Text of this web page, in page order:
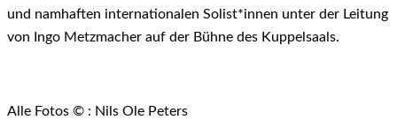
und namhaften internationalen Solist*innen unter der Leitung
von Ingo Metzmacher auf der Bühne des Kuppelsaals.
Alle Fotos © : Nils Ole Peters